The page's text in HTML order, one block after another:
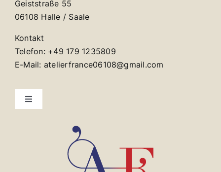
Geiststraße 55
06108 Halle / Saale
Kontakt
Telefon: +49 179 1235809
E-Mail: atelierfrance06108@gmail.com
Toggle